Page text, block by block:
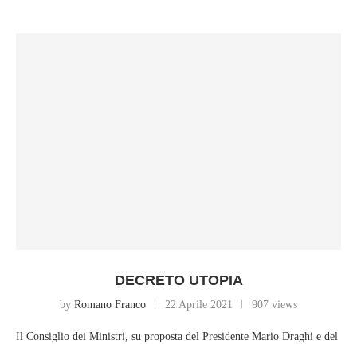
DECRETO UTOPIA
by Romano Franco 22 Aprile 2021 907 views
Il Consiglio dei Ministri, su proposta del Presidente Mario Draghi e del